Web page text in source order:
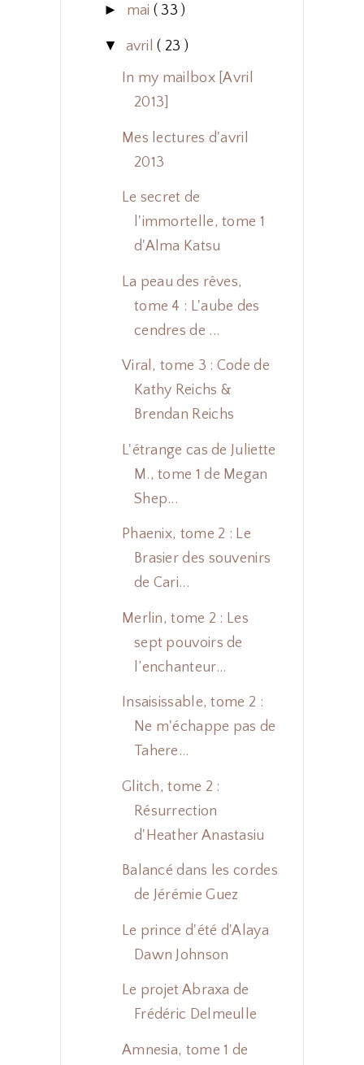
► mai ( 33 )
▼ avril( 23 )
In my mailbox [Avril
2013]
Mes lectures d'avril
2013
Le secret de
l'immortelle, tome 1
d'Alma Katsu
La peau des rêves,
tome 4 : L'aube des
cendres de ...
Viral, tome 3 : Code de
Kathy Reichs &
Brendan Reichs
L'étrange cas de Juliette
M., tome 1 de Megan
Shep...
Phaenix, tome 2 : Le
Brasier des souvenirs
de Cari...
Merlin, tome 2 : Les
sept pouvoirs de
l’enchanteur...
Insaisissable, tome 2 :
Ne m'échappe pas de
Tahere...
Glitch, tome 2 :
Résurrection
d'Heather Anastasiu
Balancé dans les cordes
de Jérémie Guez
Le prince d'été d'Alaya
Dawn Johnson
Le projet Abraxa de
Frédéric Delmeulle
Amnesia, tome 1 de